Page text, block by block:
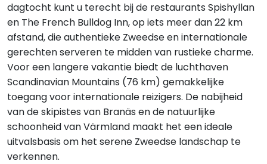
dagtocht kunt u terecht bij de restaurants Spishyllan
en The French Bulldog Inn, op iets meer dan 22 km
afstand, die authentieke Zweedse en internationale
gerechten serveren te midden van rustieke charme.
Voor een langere vakantie biedt de luchthaven
Scandinavian Mountains (76 km) gemakkelijke
toegang voor internationale reizigers. De nabijheid
van de skipistes van Branäs en de natuurlijke
schoonheid van Värmland maakt het een ideale
uitvalsbasis om het serene Zweedse landschap te
verkennen.